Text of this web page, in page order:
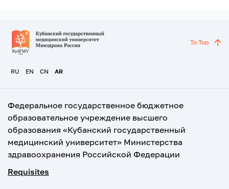
RU EN CN AR
To Top
Федеральное государственное бюджетное
образовательное учреждение высшего
образования «Кубанский государственный
медицинский университет» Министерства
здравоохранения Российской Федерации
Requisites